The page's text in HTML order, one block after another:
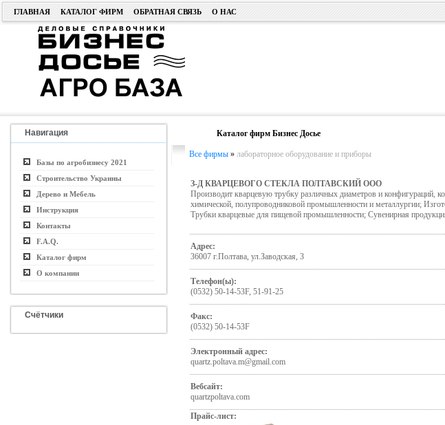
ГЛАВНАЯ КАТАЛОГ ФИРМ ОБРАТНАЯ СВЯЗЬ О НАС
Навигация
Базы по агробизнесу 2021
Строительство Украины
Дерево и Мебель
Инструкция
Контакты
F.A.Q.
Каталог фирм
О компании
Счётчики
Каталог фирм Бизнес Досье
Все фирмы» лабораторное оборудование и приборы
З-Д КВАРЦЕВОГО СТЕКЛА ПОЛТАВСКИЙ ООО
Производит кварцевую трубку различных диаметров и конфигураций,
химической, полупроводниковой промышленности и металлургии;
Трубки кварцевые для пищевой промышленности; Сувенирная
Адрес:
36007 г.Полтава, ул.Заводская, 3
Телефон(ы):
(0532) 50-14-53F, 51-91-25
Факс:
(0532) 50-14-53F
Электронный адрес:
quartz.poltava.m@gmail.com
Вебсайт:
quartzpoltava.com
Прайс-лист: